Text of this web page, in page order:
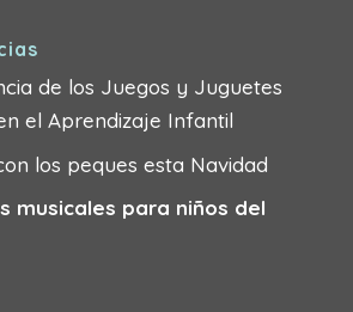
de los Juegos y Juguetes
el Aprendizaje Infantil
los peques esta Navidad
musicales para niños del